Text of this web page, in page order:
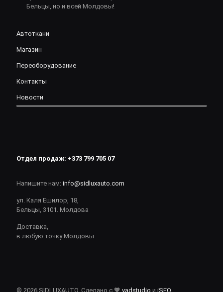
Бельцы, но и всей Молдовы!
Автоткани
Магазин
Переоборудование
Контакты
Новости
Отдел продаж: +373 799 705 07
Напишите нам: info@sidluxauto.com
ул. Каля Ешилор, 18,
Бельцы, 3101. Молдова
Доставка,
в любую точку Молдовы
© 2026 SIDLUXAUTO. Сделано с 🧡 vadstudio и iSEO